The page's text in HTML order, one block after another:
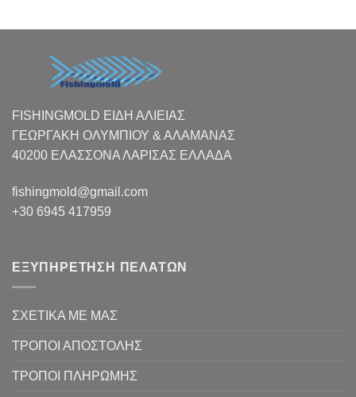
FISHINGMOLD ΕΙΔΗ ΑΛΙΕΙΑΣ
ΓΕΩΡΓΑΚΗ ΟΛΥΜΠΙΟΥ & ΑΛΑΜΑΝΑΣ
40200 ΕΛΑΣΣΟΝΑ ΛΑΡΙΣΑΣ EΛΛΑΔΑ
fishingmold@gmail.com
+30 6945 417959
ΕΞΥΠΗΡΕΤΗΣΗ ΠΕΛΑΤΩΝ
ΣΧΕΤΙΚΑ ΜΕ ΜΑΣ
ΤΡΟΠΟΙ ΑΠΟΣΤΟΛΗΣ
ΤΡΟΠΟΙ ΠΛΗΡΩΜΗΣ